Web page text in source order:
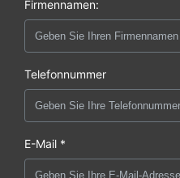
Firmennamen:
Telefonnummer
E-Mail *